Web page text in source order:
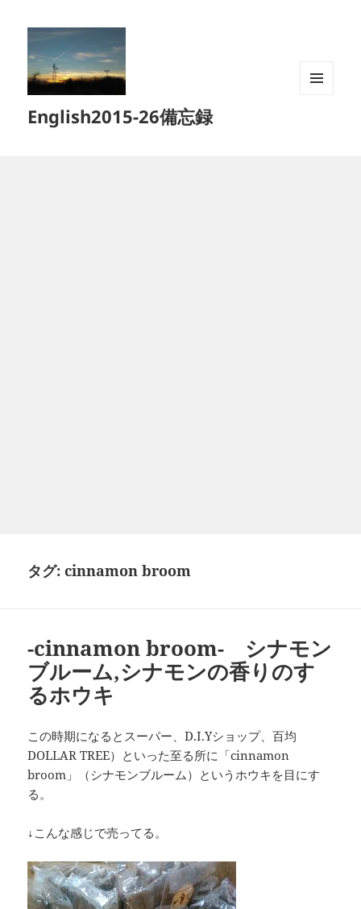
English2015-26備忘録
タグ:cinnamon broom
-cinnamon broom- シナモン
ブルーム,シナモンの香りのす
るホウキ
この時期になるとスーパー、D.I.Yショップ、百均
DOLLAR TREE）といった至る所に「cinnamon
broom」（シナモンブルーム）というホウキを目にす
る。
↓こんな感じで売ってる。